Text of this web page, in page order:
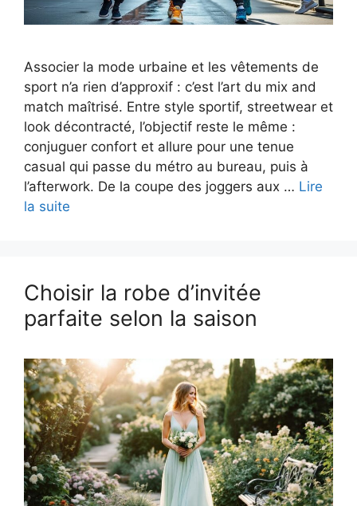
Associer la mode urbaine et les vêtements de
sport n’a rien d’approxif : c’est l’art du mix and
match maîtrisé. Entre style sportif, streetwear et
look décontracté, l’objectif reste le même :
conjuguer confort et allure pour une tenue
casual qui passe du métro au bureau, puis à
l’afterwork. De la coupe des joggers aux … Lire
la suite
Choisir la robe d’invitée
parfaite selon la saison